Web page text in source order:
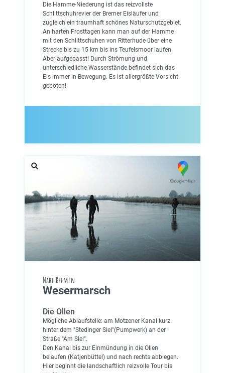
Die Hamme-Niederung ist das reizvollste
Schlittschuhrevier der Bremer Eisläufer und
zugleich ein traumhaft schönes Naturschutzgebiet.
An harten Frosttagen kann man auf der Hamme
mit den Schlittschuhen von Ritterhude über eine
Strecke bis zu 15 km bis ins Teufelsmoor laufen.
Aber aufgepasst! Durch Strömung und
unterschiedliche Wasserstände befindet sich das
Eis immer in Bewegung. Es ist allergrößte Vorsicht
geboten!
Nähe Bremen
Wesermarsch
Die Ollen
Mögliche Ablaufstelle: am Motzener Kanal kurz
hinter dem "Stedinger Siel"(Pumpwerk) an der
Straße "Am Siel".
Den Kanal bis zur Einmündung in die Ollen
belaufen (Katjenbüttel) und nach rechts abbiegen.
Hier beginnt die landschaftlich reizvolle Tour bis